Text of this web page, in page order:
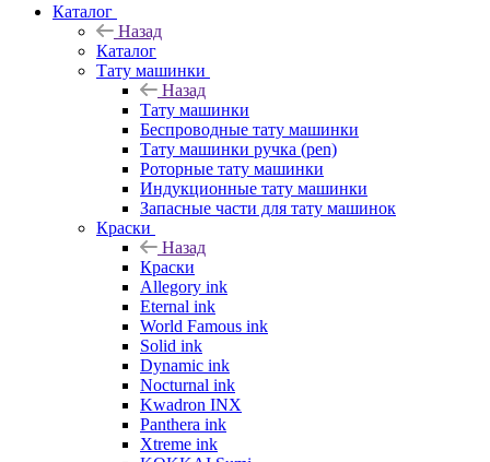
Каталог
Назад
Каталог
Тату машинки
Назад
Тату машинки
Беспроводные тату машинки
Тату машинки ручка (pen)
Роторные тату машинки
Индукционные тату машинки
Запасные части для тату машинок
Краски
Назад
Краски
Allegory ink
Eternal ink
World Famous ink
Solid ink
Dynamic ink
Nocturnal ink
Kwadron INX
Panthera ink
Xtreme ink